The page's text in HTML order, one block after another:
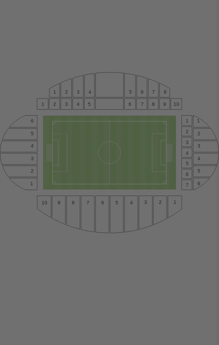
1 2 3 4 5 6 7 8 9 10
1
2
3
4
5
6
7
8
9
10
1
2
3
4
5
6
1
2
3
4
5
6
7
1
2
3
4
5
6
1 2 3 4 5 6 7 8